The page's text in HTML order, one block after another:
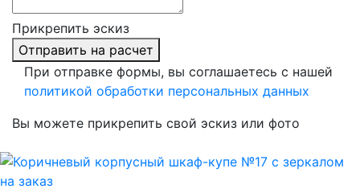
Прикрепить эскиз
Отправить на расчет
При отправке формы, вы соглашаетесь с нашей
политикой обработки персональных данных
Вы можете прикрепить свой эскиз или фото